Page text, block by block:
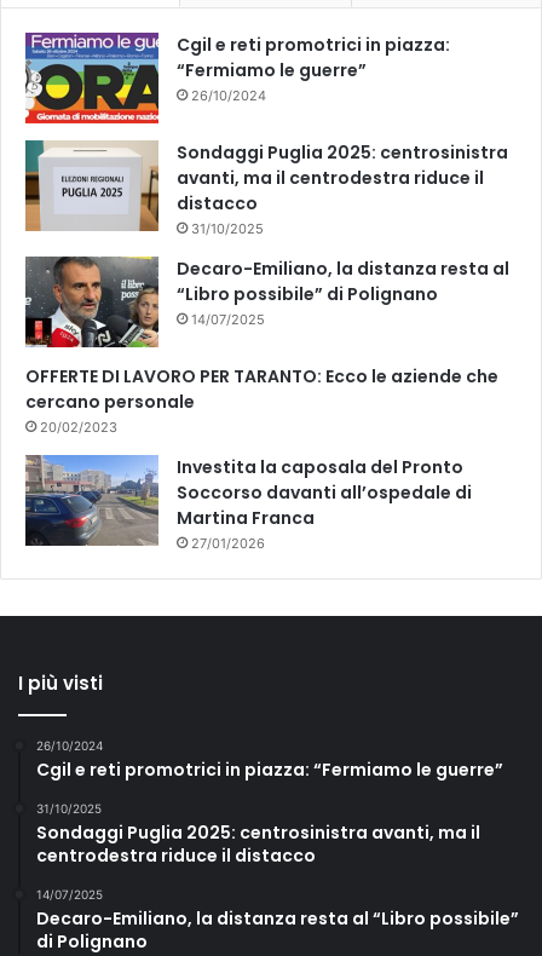
k
Cgil e reti promotrici in piazza:
“Fermiamo le guerre”
26/10/2024
Sondaggi Puglia 2025: centrosinistra
avanti, ma il centrodestra riduce il
distacco
31/10/2025
Decaro-Emiliano, la distanza resta al
“Libro possibile” di Polignano
14/07/2025
OFFERTE DI LAVORO PER TARANTO: Ecco le aziende che
cercano personale
20/02/2023
Investita la caposala del Pronto
Soccorso davanti all’ospedale di
Martina Franca
27/01/2026
I più visti
26/10/2024
Cgil e reti promotrici in piazza: “Fermiamo le guerre”
31/10/2025
Sondaggi Puglia 2025: centrosinistra avanti, ma il
centrodestra riduce il distacco
14/07/2025
Decaro-Emiliano, la distanza resta al “Libro possibile”
di Polignano